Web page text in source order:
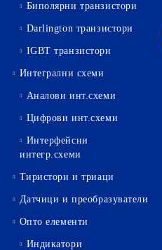
Биполярни транзистори
Darlington транзистори
IGBT транзистори
Интегрални схеми
Аналови инт.схеми
Цифрови инт.схеми
Интерфейсни
интегр.схеми
Тиристори и триаци
Датчици и преобразуватели
Опто елементи
Индикатори